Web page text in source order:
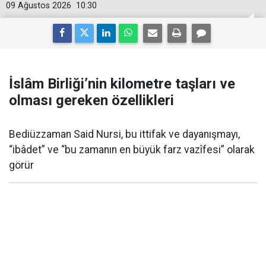
10:30
09 Ağustos 2026
İslâm Birliği’nin kilometre taşları ve
olması gereken özellikleri
Bediüzzaman Said Nursi, bu ittifak ve dayanışmayı,
“ibâdet” ve “bu zamanın en büyük farz vazîfesi” olarak
görür